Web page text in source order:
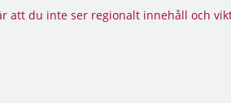
att du inte ser regionalt innehåll och